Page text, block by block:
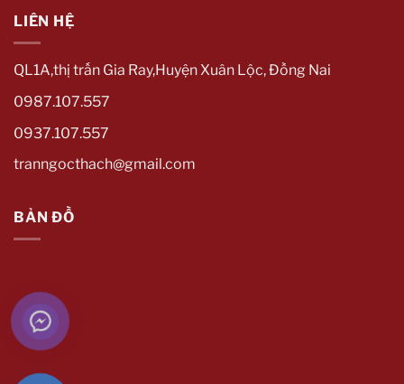
LIÊN HỆ
QL1A,thị trấn Gia Ray,Huyện Xuân Lộc, Đồng Nai
0987.107.557
0937.107.557
tranngocthach@gmail.com
BẢN ĐỒ